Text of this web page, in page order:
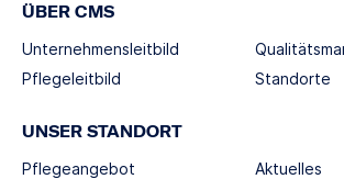
ÜBER CMS
Unternehmensleitbild
Pflegeleitbild
Standorte
UNSER STANDORT
Pflegeangebot
Aktuelles